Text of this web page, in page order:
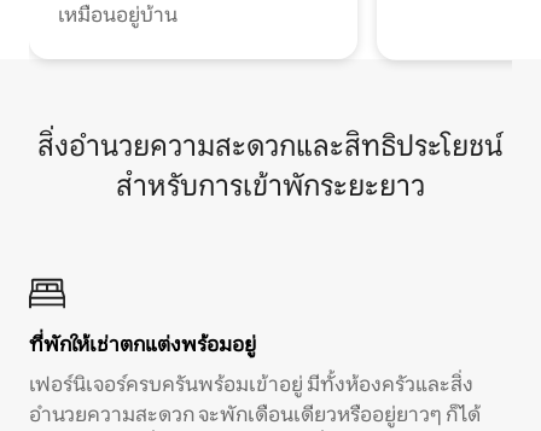
เหมือนอยู่บ้าน
สิ่งอำนวยความสะดวกและสิทธิประโยชน์
สำหรับการเข้าพักระยะยาว
ที่พักให้เช่าตกแต่งพร้อมอยู่
เฟอร์นิเจอร์ครบครันพร้อมเข้าอยู่ มีทั้งห้องครัวและสิ่ง
อำนวยความสะดวก จะพักเดือนเดียวหรืออยู่ยาวๆ ก็ได้